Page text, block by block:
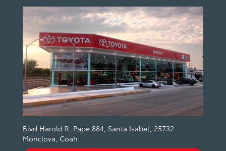
Blvd Harold R. Pape 884, Santa Isabel, 25732
Monclova, Coah.